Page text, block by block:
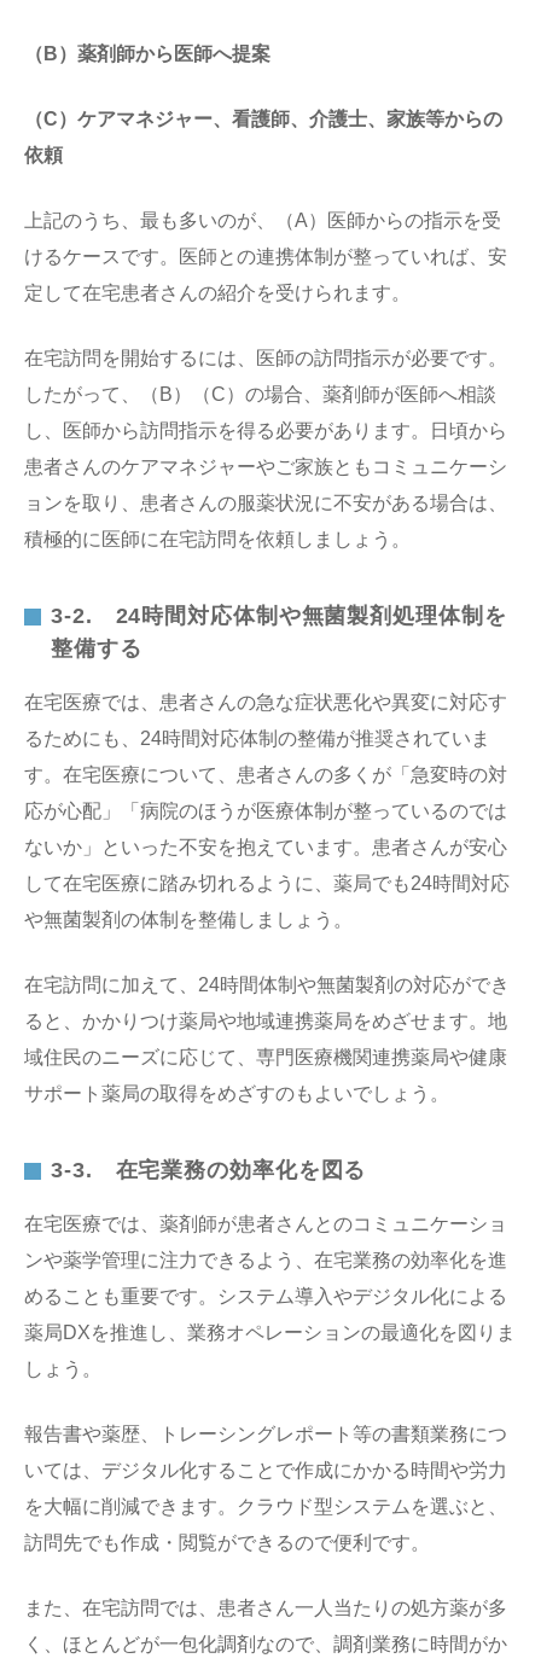
（B）薬剤師から医師へ提案
（C）ケアマネジャー、看護師、介護士、家族等からの
依頼
上記のうち、最も多いのが、（A）医師からの指示を受
けるケースです。医師との連携体制が整っていれば、安
定して在宅患者さんの紹介を受けられます。
在宅訪問を開始するには、医師の訪問指示が必要です。
したがって、（B）（C）の場合、薬剤師が医師へ相談
し、医師から訪問指示を得る必要があります。日頃から
患者さんのケアマネジャーやご家族ともコミュニケーシ
ョンを取り、患者さんの服薬状況に不安がある場合は、
積極的に医師に在宅訪問を依頼しましょう。
3-2. 24時間対応体制や無菌製剤処理体制を
整備する
在宅医療では、患者さんの急な症状悪化や異変に対応す
るためにも、24時間対応体制の整備が推奨されていま
す。在宅医療について、患者さんの多くが「急変時の対
応が心配」「病院のほうが医療体制が整っているのでは
ないか」といった不安を抱えています。患者さんが安心
して在宅医療に踏み切れるように、薬局でも24時間対応
や無菌製剤の体制を整備しましょう。
在宅訪問に加えて、24時間体制や無菌製剤の対応ができ
ると、かかりつけ薬局や地域連携薬局をめざせます。地
域住民のニーズに応じて、専門医療機関連携薬局や健康
サポート薬局の取得をめざすのもよいでしょう。
3-3. 在宅業務の効率化を図る
在宅医療では、薬剤師が患者さんとのコミュニケーショ
ンや薬学管理に注力できるよう、在宅業務の効率化を進
めることも重要です。システム導入やデジタル化による
薬局DXを推進し、業務オペレーションの最適化を図りま
しょう。
報告書や薬歴、トレーシングレポート等の書類業務につ
いては、デジタル化することで作成にかかる時間や労力
を大幅に削減できます。クラウド型システムを選ぶと、
訪問先でも作成・閲覧ができるので便利です。
また、在宅訪問では、患者さん一人当たりの処方薬が多
く、ほとんどが一包化調剤なので、調剤業務に時間がか